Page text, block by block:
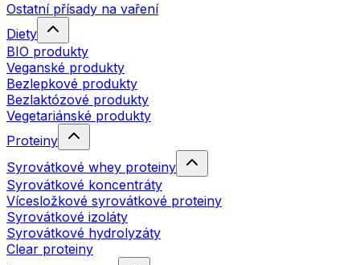
Ostatní přísady na vaření
Diety
BIO produkty
Veganské produkty
Bezlepkové produkty
Bezlaktózové produkty
Vegetariánské produkty
Proteiny
Syrovátkové whey proteiny
Syrovátkové koncentráty
Vícesložkové syrovátkové proteiny
Syrovátkové izoláty
Syrovátkové hydrolyzáty
Clear proteiny